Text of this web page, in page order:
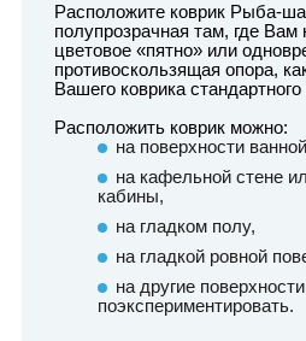
Расположите коврик Рыба-
полупрозрачная там, где Вам
цветовое «пятно» или
противоскользящая опора,
Вашего коврика
Расположить коврик можно:
на поверхности
на кафельной стене
кабины,
на гладком полу,
на гладкой ровной
на другие
поэкспериментировать.